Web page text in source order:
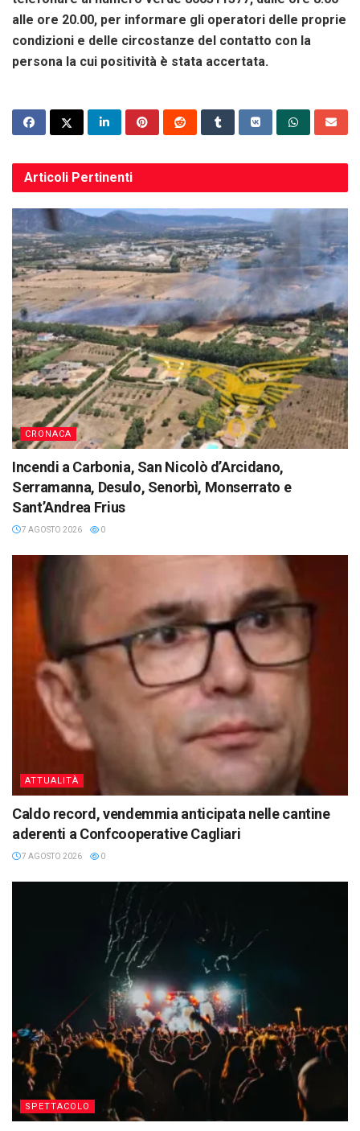
alle ore 20.00, per informare gli operatori delle proprie
condizioni e delle circostanze del contatto con la
persona la cui positività è stata accertata.
Articoli Pertinenti
CRONACA
Incendi a Carbonia, San Nicolò d’Arcidano,
Serramanna, Desulo, Senorbì, Monserrato e
Sant’Andrea Frius
7 AGOSTO 2026 0
ATTUALITÀ
Caldo record, vendemmia anticipata nelle cantine
aderenti a Confcooperative Cagliari
7 AGOSTO 2026 0
SPETTACOLO